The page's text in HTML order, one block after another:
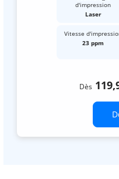
d'impression
Laser
Vitesse
23 ppm
Dès